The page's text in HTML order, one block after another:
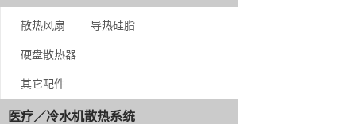
配件系列
散热风扇
导热硅脂
散热风扇 导热硅脂
硬盘散热器
其它配件
医疗／冷水机散热系统